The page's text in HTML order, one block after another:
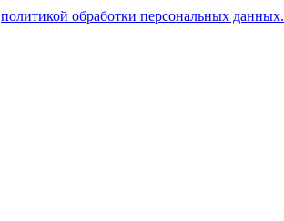
политикой обработки персональных данных.